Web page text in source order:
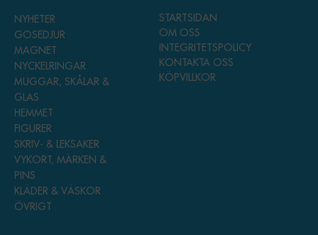
NYHETER
GOSEDJUR
MAGNET
NYCKELRINGAR
MUGGAR, SKÅLAR &
GLAS
HEMMET
FIGURER
SKRIV- & LEKSAKER
VYKORT, MÄRKEN &
PINS
KLÄDER & VÄSKOR
ÖVRIGT
STARTSIDAN
OM OSS
INTEGRITETSPOLICY
KONTAKTA OSS
KÖPVILLKOR